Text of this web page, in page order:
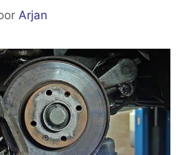
Arjan